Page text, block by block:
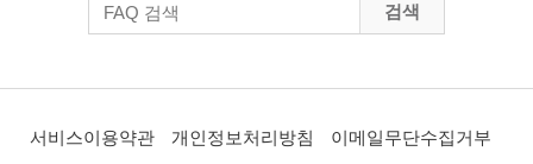
검색
서비스이용약관 개인정보처리방침
이메일무단수집거부